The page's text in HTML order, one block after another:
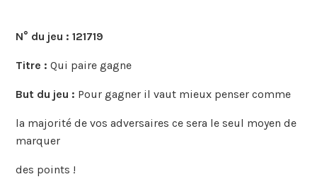
N° du jeu : 121719
Titre : Qui paire gagne
But du jeu : Pour gagner il vaut mieux penser comme
la majorité de vos adversaires ce sera le seul moyen de
marquer
des points !